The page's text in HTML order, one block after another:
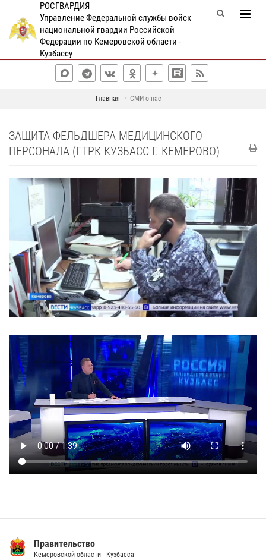
РОСГВАРДИЯ
Управление Федеральной службы войск
национальной гвардии Российской
Федерации по Кемеровской области -
Кузбассу
Главная СМИ о нас
ЗАЩИТА ФЕЛЬДШЕРА-МЕДИЦИНСКОГО
ПЕРСОНАЛА (ГТРК КУЗБАСС Г. КЕМЕРОВО)
Правительство
Кемеровской области - Кузбасса